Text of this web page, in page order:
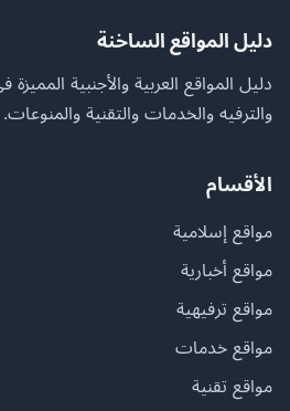
دليل المواقع الساخنة
دليل المواقع العربية والأجنبية المميزة
والترفيه والخدمات والتقنية والمنوعات.
الأقسام
مواقع إسلامية
مواقع أخبارية
مواقع ترفيهية
مواقع خدمات
مواقع تقنية